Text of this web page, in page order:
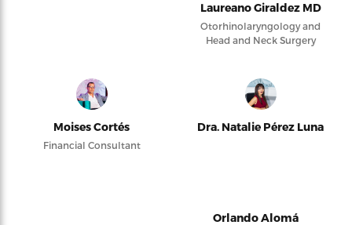
Laureano Giraldez MD
Otorhinolaryngology and
Head and Neck Surgery
Moises Cortés
Financial Consultant
Dra. Natalie Pérez Luna
Orlando Alomá